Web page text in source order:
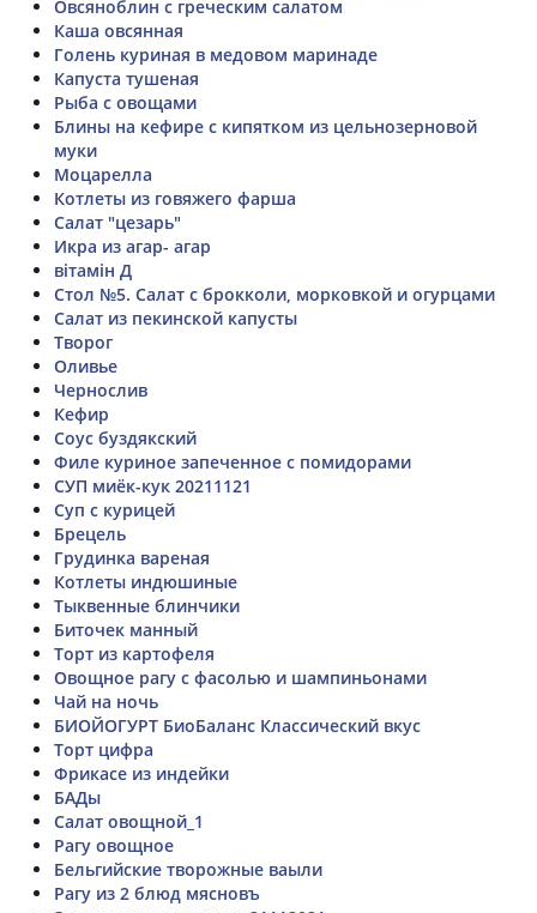
Овсяноблин с греческим салатом
Каша овсянная
Голень куриная в медовом маринаде
Капуста тушеная
Рыба с овощами
Блины на кефире с кипятком из цельнозерновой
муки
Моцарелла
Котлеты из говяжего фарша
Салат "цезарь"
Икра из агар- агар
вітамін Д
Стол №5. Салат с брокколи, морковкой и огурцами
Салат из пекинской капусты
Творог
Оливье
Чернослив
Кефир
Соус буздякский
Филе куриное запеченное с помидорами
СУП миёк-кук 20211121
Суп с курицей
Брецель
Грудинка вареная
Котлеты индюшиные
Тыквенные блинчики
Биточек манный
Торт из картофеля
Овощное рагу с фасолью и шампиньонами
Чай на ночь
БИОЙОГУРТ БиоБаланс Классический вкус
Торт цифра
Фрикасе из индейки
БАДы
Салат овощной_1
Рагу овощное
Бельгийские творожные ваыли
Рагу из 2 блюд мясновъ